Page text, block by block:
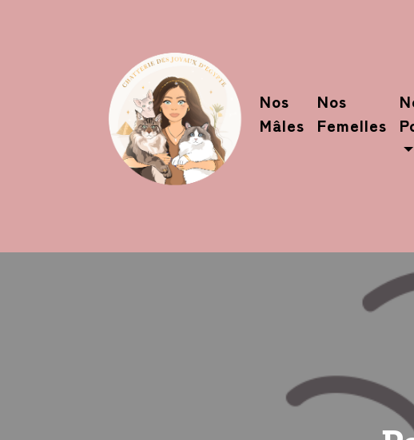
Nos
Mâles
Nos
Femelles